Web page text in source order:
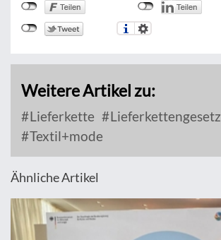
Weitere Artikel zu:
Lieferkette
Lieferkettengesetz
Textil+mode
Ähnliche Artikel